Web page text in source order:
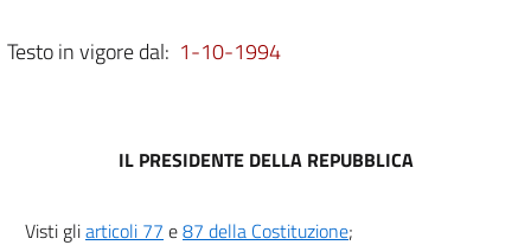
2 duodecies
Testo in vigore dal: 1-10-1994
IL PRESIDENTE DELLA REPUBBLICA
Visti gliarticoli 77 e87 della Costituzione;